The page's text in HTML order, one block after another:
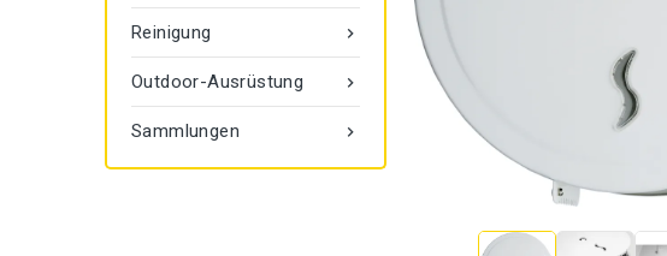

Reinigung

Outdoor-Ausrüstung

Sammlungen